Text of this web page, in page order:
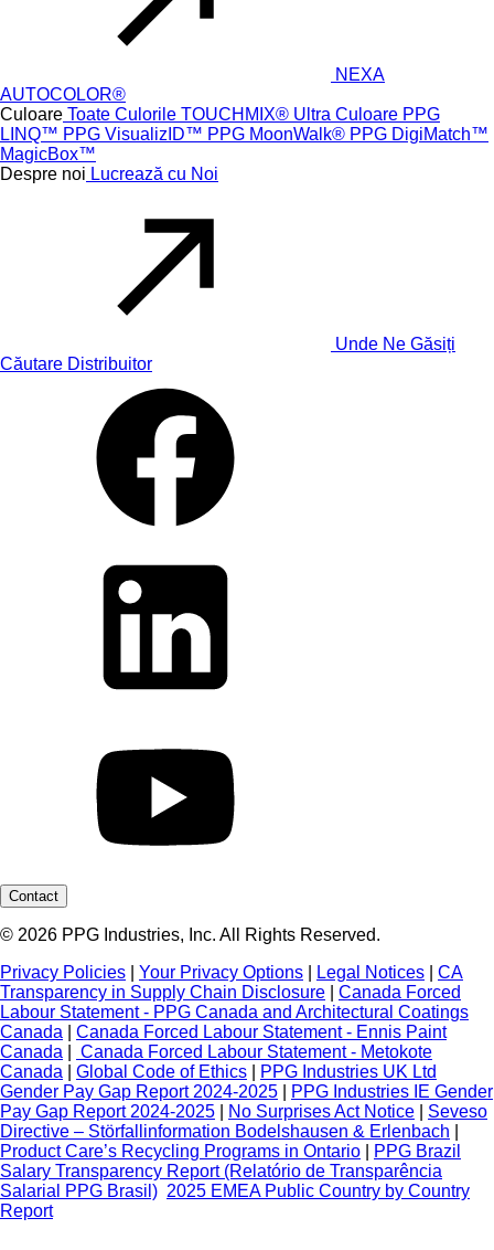
NEXA
AUTOCOLOR®
Culoare Toate Culorile TOUCHMIX® Ultra Culoare PPG
LINQ™ PPG VisualizID™ PPG MoonWalk® PPG DigiMatch™
MagicBox™
Despre noi Lucrează cu Noi
Unde Ne Găsiți
Căutare Distribuitor
Contact
© 2026 PPG Industries, Inc. All Rights Reserved.
Privacy Policies
Your Privacy Options Legal Notices
CA
Transparency in Supply Chain Disclosure
Canada Forced
Labour Statement - PPG Canada and Architectural Coatings
Canada
Canada Forced Labour Statement - Ennis Paint
Canada
Canada Forced Labour Statement - Metokote
Canada
Global Code of Ethics
PPG Industries UK Ltd
Gender Pay Gap Report 2024-2025
PPG Industries IE Gender
Pay Gap Report 2024-2025
No Surprises Act Notice
Seveso
Directive – Störfallinformation Bodelshausen & Erlenbach
Product Care’s Recycling Programs in Ontario
PPG Brazil
Salary Transparency Report (Relatório de Transparência
Salarial PPG Brasil) 2025 EMEA Public Country by Country
Report